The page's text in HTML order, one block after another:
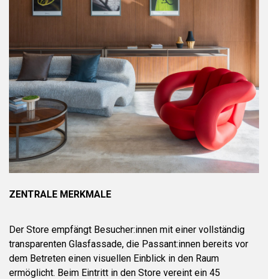
ZENTRALE MERKMALE
Der Store empfängt Besucher:innen mit einer vollständig
transparenten Glasfassade, die Passant:innen bereits vor
dem Betreten einen visuellen Einblick in den Raum
ermöglicht. Beim Eintritt in den Store vereint ein 45